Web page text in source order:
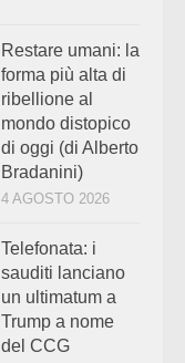
Restare umani: la
forma più alta di
ribellione al
mondo distopico
di oggi (di Alberto
Bradanini)
4 AGOSTO 2026
Telefonata: i
sauditi lanciano
un ultimatum a
Trump a nome
del CCG